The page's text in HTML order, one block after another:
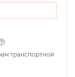
транспортной